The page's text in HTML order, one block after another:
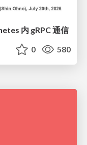
内 gRPC 通信
0 580